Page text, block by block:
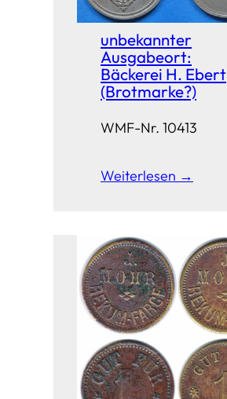
unbekannter
Ausgabeort:
Bäckerei H. Ebert
(Brotmarke?)
WMF-Nr. 10413
Weiterlesen →